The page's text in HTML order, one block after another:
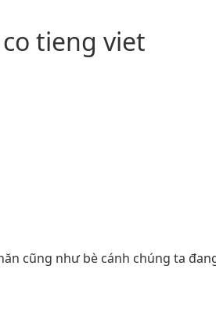
tieng viet
cũng như bè cánh chúng ta